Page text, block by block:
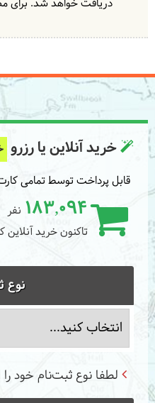
دریافت خواهد شد. برای
خرید آنلاین یا رزرو
قابل پرداخت توسط تمامی
183,094 نفر
تاکنون خرید آنلاین
نوع
لطفا نوع ثبت‌نام خود را